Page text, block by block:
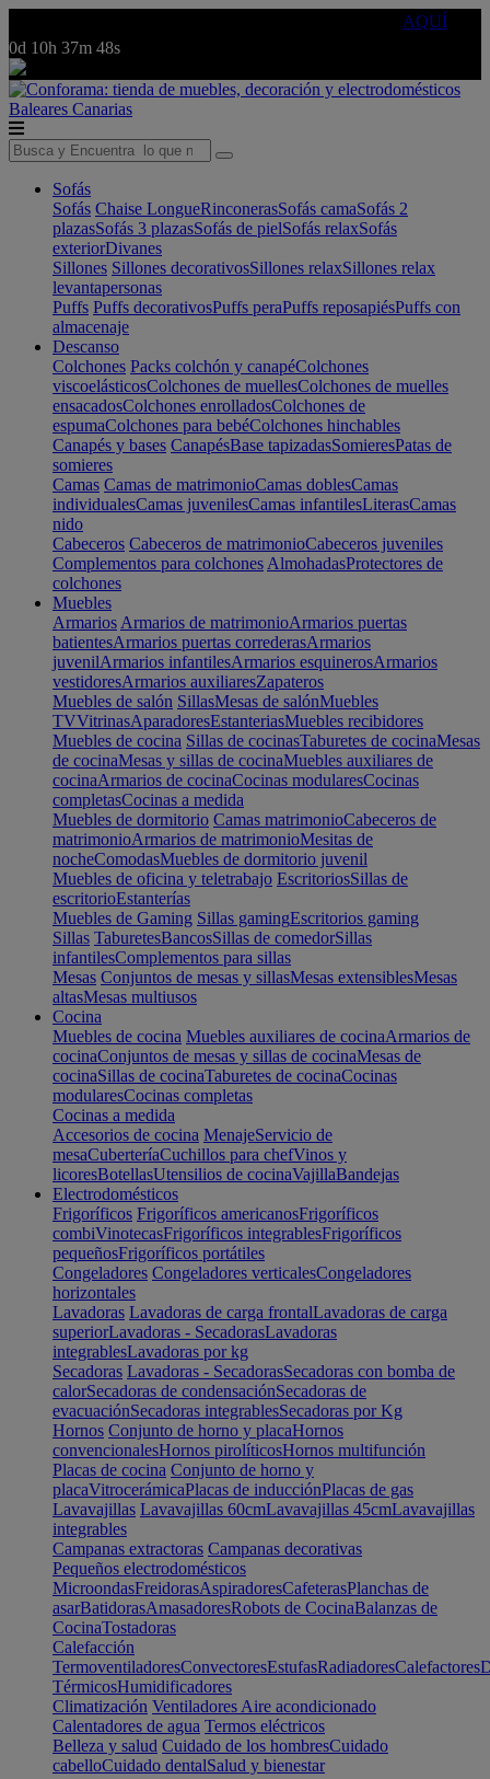
AQUÍ
0d 10h 37m 48s
Baleares Canarias
Sofás
Sofás Chaise LongueRinconerasSofás camaSofás 2
plazasSofás 3 plazasSofás de pielSofás relaxSofás
exteriorDivanes
Sillones Sillones decorativosSillones relaxSillones relax
levantapersonas
Puffs Puffs decorativosPuffs peraPuffs reposapiésPuffs con
almacenaje
Descanso
Colchones Packs colchón y canapéColchones
viscoelásticosColchones de muellesColchones de muelles
ensacadosColchones enrolladosColchones de
espumaColchones para bebéColchones hinchables
Canapés y bases CanapésBase tapizadasSomieresPatas de
somieres
Camas Camas de matrimonioCamas doblesCamas
individualesCamas juvenilesCamas infantilesLiterasCamas
nido
Cabeceros Cabeceros de matrimonioCabeceros juveniles
Complementos para colchones AlmohadasProtectores de
colchones
Muebles
Armarios Armarios de matrimonioArmarios puertas
batientesArmarios puertas correderasArmarios
juvenilArmarios infantilesArmarios esquinerosArmarios
vestidoresArmarios auxiliaresZapateros
Muebles de salón SillasMesas de salónMuebles
TVVitrinasAparadoresEstanteriasMuebles recibidores
Muebles de cocina Sillas de cocinasTaburetes de cocinaMesas
de cocinaMesas y sillas de cocinaMuebles auxiliares de
cocinaArmarios de cocinaCocinas modularesCocinas
completasCocinas a medida
Muebles de dormitorio Camas matrimonioCabeceros de
matrimonioArmarios de matrimonioMesitas de
nocheComodasMuebles de dormitorio juvenil
Muebles de oficina y teletrabajo EscritoriosSillas de
escritorioEstanterías
Muebles de Gaming Sillas gamingEscritorios gaming
Sillas TaburetesBancosSillas de comedorSillas
infantilesComplementos para sillas
Mesas Conjuntos de mesas y sillasMesas extensiblesMesas
altasMesas multiusos
Cocina
Muebles de cocina Muebles auxiliares de cocinaArmarios de
cocinaConjuntos de mesas y sillas de cocinaMesas de
cocinaSillas de cocinaTaburetes de cocinaCocinas
modularesCocinas completas
Cocinas a medida
Accesorios de cocina MenajeServicio de
mesaCuberteríaCuchillos para chefVinos y
licoresBotellasUtensilios de cocinaVajillaBandejas
Electrodomésticos
Frigoríficos Frigoríficos americanosFrigoríficos
combiVinotecasFrigoríficos integrablesFrigoríficos
pequeñosFrigoríficos portátiles
Congeladores Congeladores verticalesCongeladores
horizontales
Lavadoras Lavadoras de carga frontalLavadoras de carga
superiorLavadoras - SecadorasLavadoras
integrablesLavadoras por kg
Secadoras Lavadoras - SecadorasSecadoras con bomba de
calorSecadoras de condensaciónSecadoras de
evacuaciónSecadoras integrablesSecadoras por Kg
Hornos Conjunto de horno y placaHornos
convencionalesHornos pirolíticosHornos multifunción
Placas de cocina Conjunto de horno y
placaVitrocerámicaPlacas de inducciónPlacas de gas
Lavavajillas Lavavajillas 60cmLavavajillas 45cmLavavajillas
integrables
Campanas extractoras Campanas decorativas
Pequeños electrodomésticos
MicroondasFreidorasAspiradoresCafeterasPlanchas de
asarBatidorasAmasadoresRobots de CocinaBalanzas de
CocinaTostadoras
Calefacción
TermoventiladoresConvectoresEstufasRadiadoresCalefactores
TérmicosHumidificadores
Climatización Ventiladores Aire acondicionado
Calentadores de agua Termos eléctricos
Belleza y salud Cuidado de los hombresCuidado
cabelloCuidado dentalSalud y bienestar